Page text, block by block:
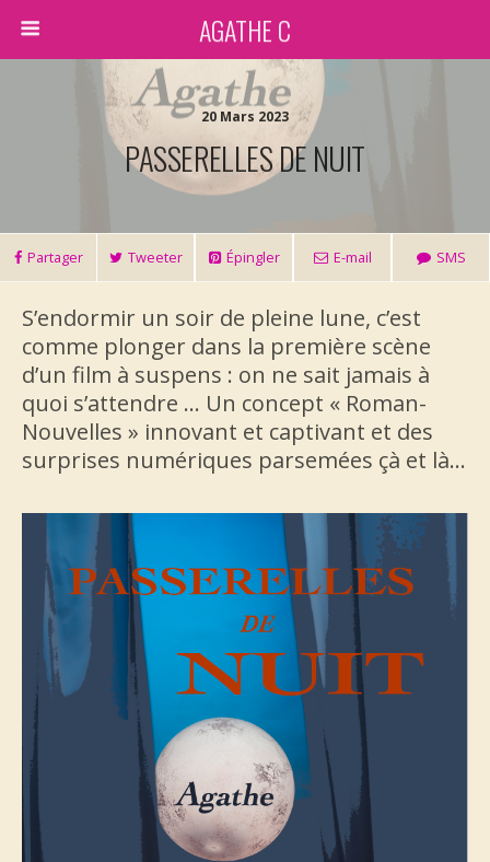
AGATHE C
20 Mars 2023
PASSERELLES DE NUIT
Partager Tweeter Épingler E-mail SMS
S’endormir un soir de pleine lune, c’est
comme plonger dans la première scène
d’un film à suspens : on ne sait jamais à
quoi s’attendre … Un concept « Roman-
Nouvelles » innovant et captivant et des
surprises numériques parsemées çà et là…